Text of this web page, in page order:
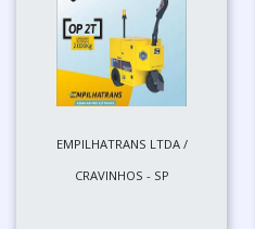
EMPILHATRANS LTDA /
CRAVINHOS - SP